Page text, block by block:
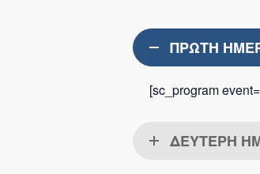
ΠΡΩΤΗ
[sc_program
ΔΕΥΤΕΡΗ